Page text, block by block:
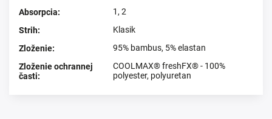
Absorpcia:
1, 2
Strih:
Klasik
Zloženie:
95% bambus, 5% elastan
Zloženie ochrannej
časti:
COOLMAX® freshFX® - 100%
polyester, polyuretan